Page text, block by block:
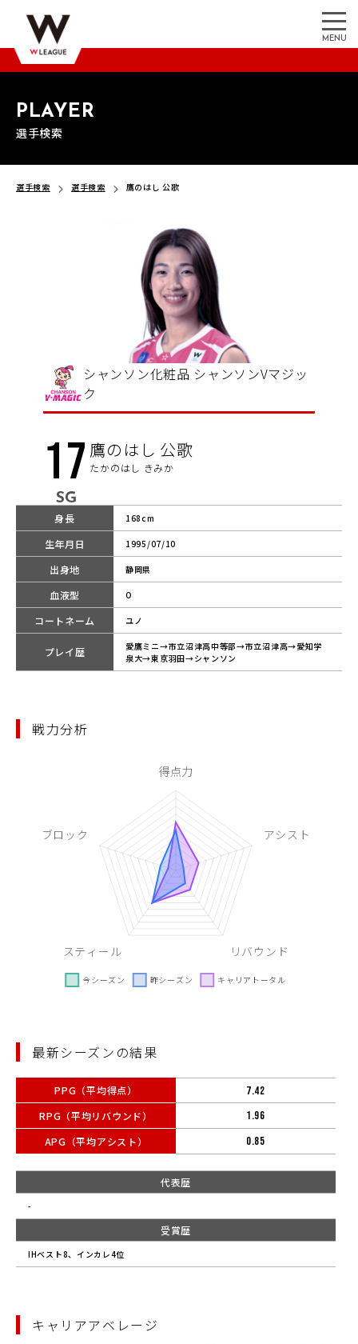
MENU
PLAYER
選手検索
選手検索 選手検索 鷹のはし 公歌
シャンソン化粧品 シャンソンVマジッ
ク
17
SG
鷹のはし 公歌
たかのはし きみか
身長 168cm
生年月日 1995/07/10
出身地 静岡県
血液型 O
コートネーム ユノ
プレイ歴
愛鷹ミニ→市立沼津高中等部→市立沼津高→愛知学
泉大→東京羽田→シャンソン
戦力分析
最新シーズンの結果
PPG（平均得点）
RPG（平均リバウンド）
APG（平均アシスト）
7.42
1.96
0.85
代表歴
-
受賞歴
IHベスト8、インカレ4位
キャリアアベレージ